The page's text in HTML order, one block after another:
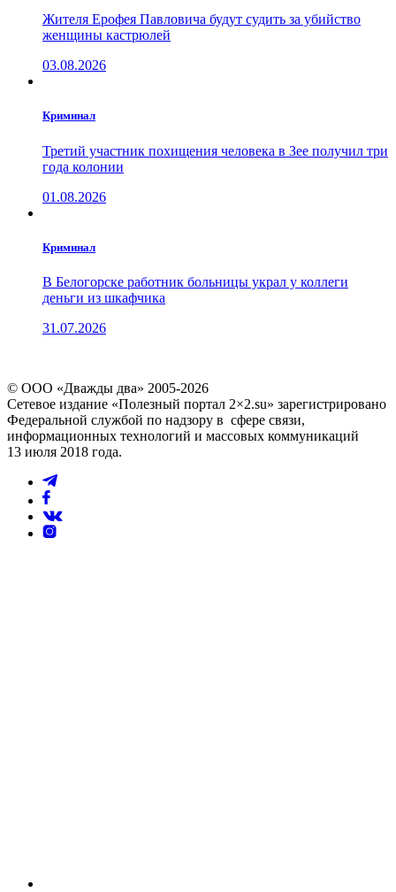
Жителя Ерофея Павловича будут судить за убийство
женщины кастрюлей
03.08.2026
Криминал
Третий участник похищения человека в Зее получил три
года колонии
01.08.2026
Криминал
В Белогорске работник больницы украл у коллеги
деньги из шкафчика
31.07.2026
© ООО «Дважды два» 2005-2026
Сетевое издание «Полезный портал 2×2.su» зарегистрировано
Федеральной службой по надзору в сфере связи,
информационных технологий и массовых коммуникаций
13 июля 2018 года.